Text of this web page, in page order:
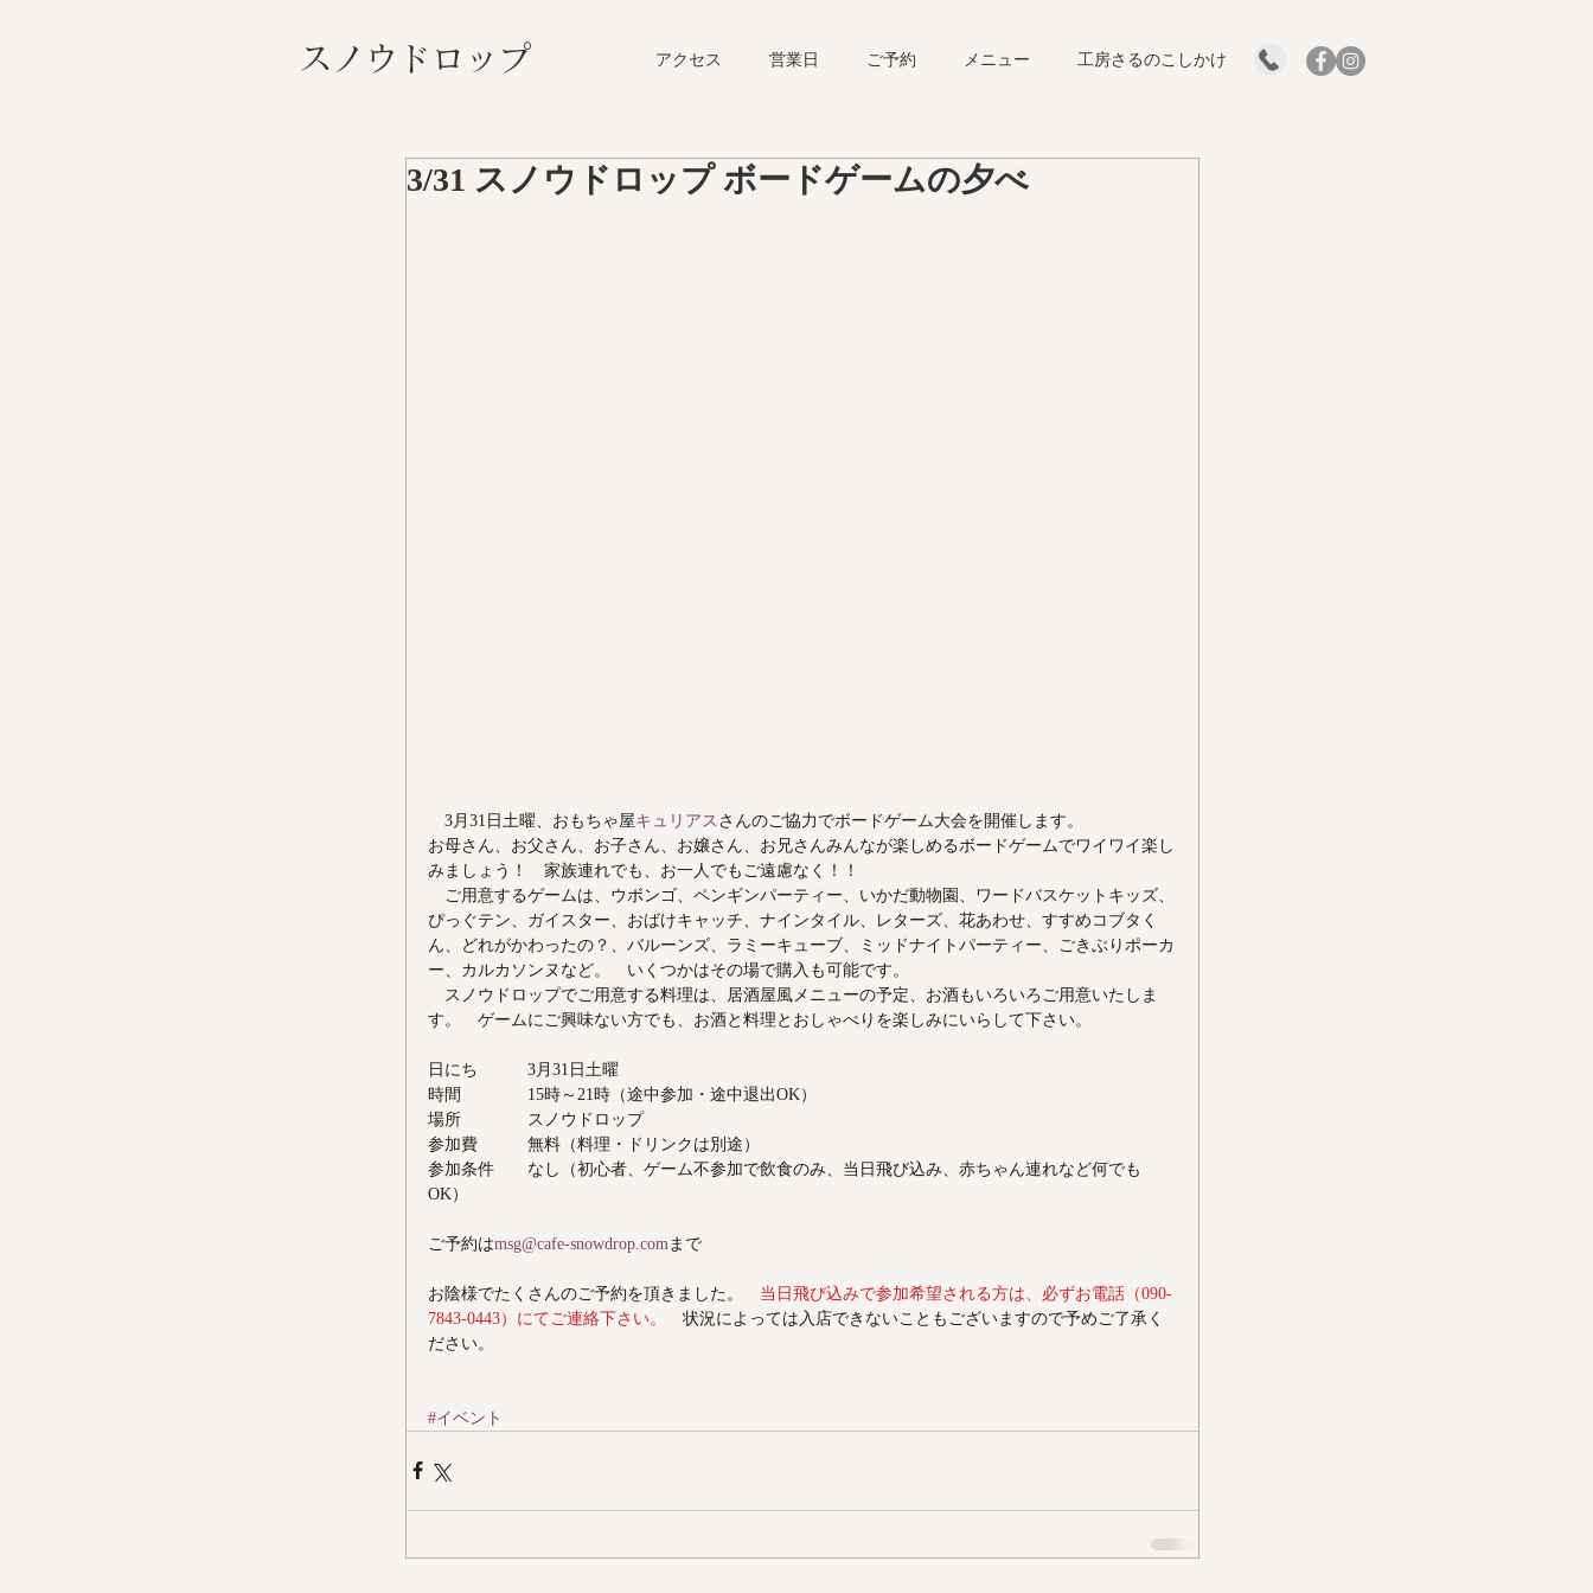
スノウドロップ アクセス 営業日 ご予約 メニュー 工房さるのこしかけ
3/31 スノウドロップ ボードゲームの夕べ
3月31日土曜、おもちゃ屋キュリアス さんのご協力でボードゲーム大会を開催します。
お母さん、お父さん、お子さん、お嬢さん、お兄さんみんなが楽しめるボードゲームでワイワイ楽し
みましょう！　家族連れでも、お一人でもご遠慮なく！！
ご用意するゲームは、ウボンゴ、ペンギンパーティー、いかだ動物園、ワードバスケットキッズ、
ぴっぐテン、ガイスター、おばけキャッチ、ナインタイル、レターズ、花あわせ、すすめコブタく
ん、どれがかわったの？、バルーンズ、ラミーキューブ、ミッドナイトパーティー、ごきぶりポーカ
ー、カルカソンヌなど。　いくつかはその場で購入も可能です。
スノウドロップでご用意する料理は、居酒屋風メニューの予定、お酒もいろいろご用意いたしま
す。　ゲームにご興味ない方でも、お酒と料理とおしゃべりを楽しみにいらして下さい。
日にち　　　3月31日土曜
時間　　　　15時～21時（途中参加・途中退出OK）
場所　　　　スノウドロップ
参加費　　　無料（料理・ドリンクは別途）
参加条件　　なし（初心者、ゲーム不参加で飲食のみ、当日飛び込み、赤ちゃん連れなど何でも
OK）
ご予約はmsg@cafe-snowdrop.com まで
お陰様でたくさんのご予約を頂きました。 当日飛び込みで参加希望される方は、必ずお電話（090-
7843-0443）にてご連絡下さい。
状況によっては入店できないこともございますので予めご了承く
ださい。
#イベント